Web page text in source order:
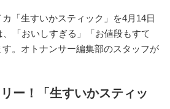
「生すいかスティック」を4月14日
「おいしすぎる」「お値段もすて
。オトナンサー編集部のスタッフが
ー！「生すいかスティッ